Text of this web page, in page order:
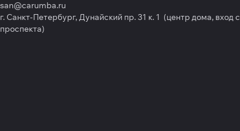
san@carumba.ru
г. Санкт-Петербург, Дунайский пр. 31 к. 1 (центр дома, вход с
проспекта)